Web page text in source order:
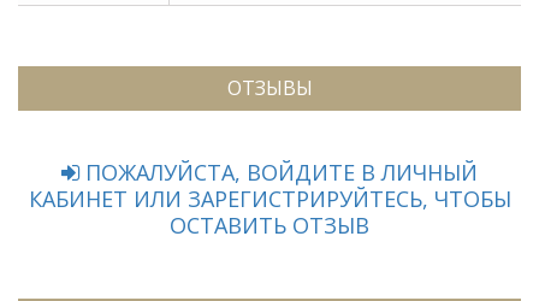
ОТЗЫВЫ
ПОЖАЛУЙСТА, ВОЙДИТЕ В ЛИЧНЫЙ
КАБИНЕТ ИЛИ ЗАРЕГИСТРИРУЙТЕСЬ, ЧТОБЫ
ОСТАВИТЬ ОТЗЫВ